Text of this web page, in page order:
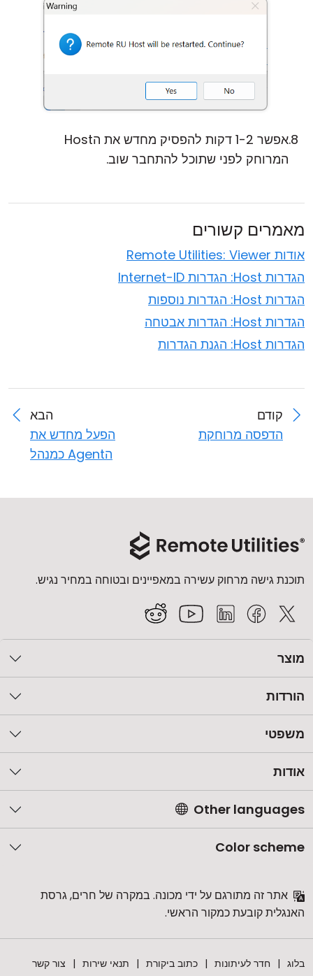
אפשר 1-2 דקות להפסיק מחדש את הHost
המרוחק לפני שתוכל להתחבר שוב.
מאמרים קשורים
אודות Remote Utilities: Viewer
הגדרות Host: הגדרות Internet-ID
הגדרות Host: הגדרות נוספות
הגדרות Host: הגדרות אבטחה
הגדרות Host: הגנת הגדרות
קודם
הדפסה מרוחקת
הבא
הפעל מחדש את
הAgent כמנהל
תוכנת גישה מרחוק עשירה במאפיינים ובטוחה במחיר נגיש.
מוצר
הורדות
משפטי
אודות
Other languages
Color scheme
אתר זה מתורגם על ידי מכונה. במקרה של חרים, גרסת
האנגלית קובעת כמקור הראשי.
בלוג חדר לעיתונות כתוב ביקורת תנאי שירות צור קשר